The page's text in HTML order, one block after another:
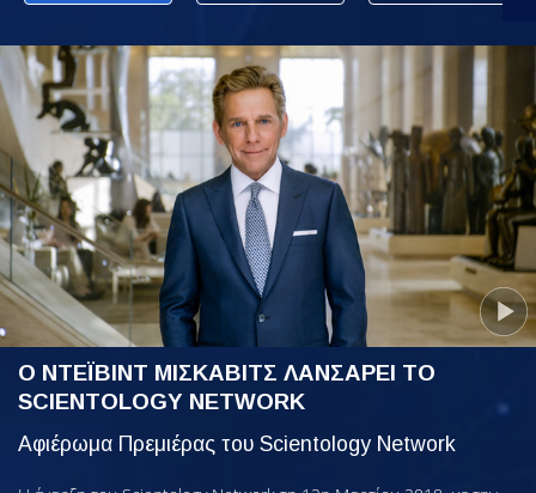
Ο ΝΤΕΪΒΙΝΤ ΜΙΣΚΑΒΙΤΣ ΛΑΝΣΑΡΕΙ ΤΟ
SCIENTOLOGY NETWORK
Αφιέρωμα Πρεμιέρας του Scientology Network